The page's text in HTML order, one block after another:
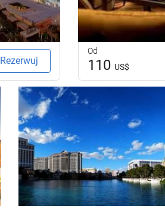
Rezerwuj
Od
110 US$